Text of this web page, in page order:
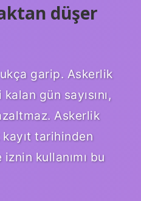
düşer
garip. Askerlik
gün sayısını,
Askerlik
tarihinden
kullanımı bu